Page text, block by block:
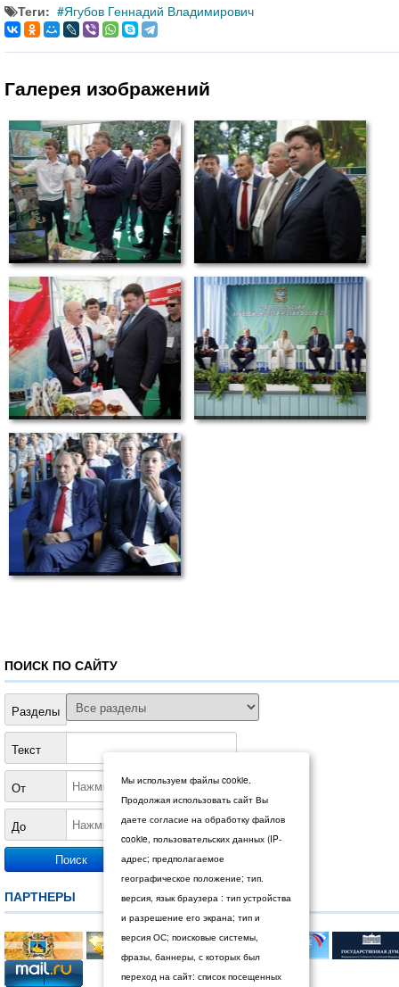
Теги: Ягубов Геннадий Владимирович
Галерея изображений
ПОИСК ПО САЙТУ
Разделы
Текст
От
До
ПАРТНЕРЫ
Мы используем файлы cookie.
Продолжая использовать сайт Вы
даете согласие на обработку файлов
cookie, пользовательских данных (IP-
адрес; предполагаемое
географическое положение; тип.
версия, язык браузера : тип устройства
и разрешение его экрана; тип и
версия ОС; поисковые системы,
фразы, баннеры, с которых был
переход на сайт: список посещенных